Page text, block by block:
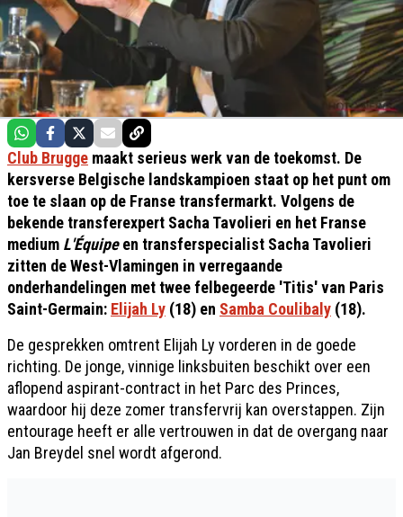
Club Brugge maakt serieus werk van de toekomst. De
kersverse Belgische landskampioen staat op het punt om
toe te slaan op de Franse transfermarkt. Volgens de
bekende transferexpert Sacha Tavolieri en het Franse
medium L'Équipeen transferspecialist Sacha Tavolieri
zitten de West-Vlamingen in verregaande
onderhandelingen met twee felbegeerde 'Titis' van Paris
Saint-Germain: Elijah Ly (18) en Samba Coulibaly (18).
De gesprekken omtrent Elijah Ly vorderen in de goede
richting. De jonge, vinnige linksbuiten beschikt over een
aflopend aspirant-contract in het Parc des Princes,
waardoor hij deze zomer transfervrij kan overstappen. Zijn
entourage heeft er alle vertrouwen in dat de overgang naar
Jan Breydel snel wordt afgerond.